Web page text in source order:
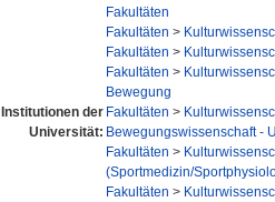
Institutionen der
Universität:
Fakultäten
Fakultäten >
Fakultäten >
Fakultäten >
Bewegung
Fakultäten >
Bewegungswissenschaft -
Fakultäten >
(Sportmedizin/
Fakultäten >